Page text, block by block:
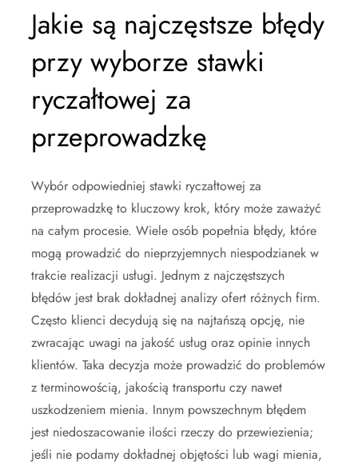
Jakie są najczęstsze błędy
przy wyborze stawki
ryczałtowej za
przeprowadzkę
Wybór odpowiedniej stawki ryczałtowej za
przeprowadzkę to kluczowy krok, który może zaważyć
na całym procesie. Wiele osób popełnia błędy, które
mogą prowadzić do nieprzyjemnych niespodzianek w
trakcie realizacji usługi. Jednym z najczęstszych
błędów jest brak dokładnej analizy ofert różnych firm.
Często klienci decydują się na najtańszą opcję, nie
zwracając uwagi na jakość usług oraz opinie innych
klientów. Taka decyzja może prowadzić do problemów
z terminowością, jakością transportu czy nawet
uszkodzeniem mienia. Innym powszechnym błędem
jest niedoszacowanie ilości rzeczy do przewiezienia;
jeśli nie podamy dokładnej objętości lub wagi mienia,